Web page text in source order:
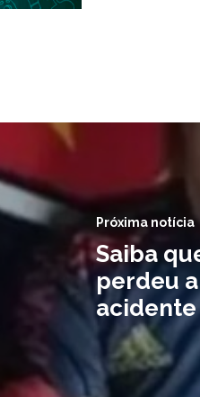
Próxima notícia
Saiba
perdeu